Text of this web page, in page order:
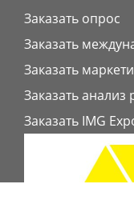
Заказать опрос
Заказать
Заказать
Заказать анализ
Заказать IMG